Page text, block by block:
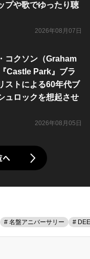
プや歌でゆったり聴
2026年08月07日
コクソン（Graham
Castle Park』ブラ
ストによる60年代ブ
ュロックを想起させ
2026年08月05日
へ
# 名盤アニバーサリー #